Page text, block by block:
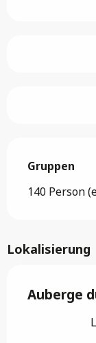
Gruppen
Gruppen
140 Person
Lokalisierung
Auberge